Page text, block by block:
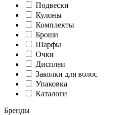
Подвески
Кулоны
Комплекты
Броши
Шарфы
Очки
Дисплеи
Заколки для волос
Упаковка
Каталоги
Бренды